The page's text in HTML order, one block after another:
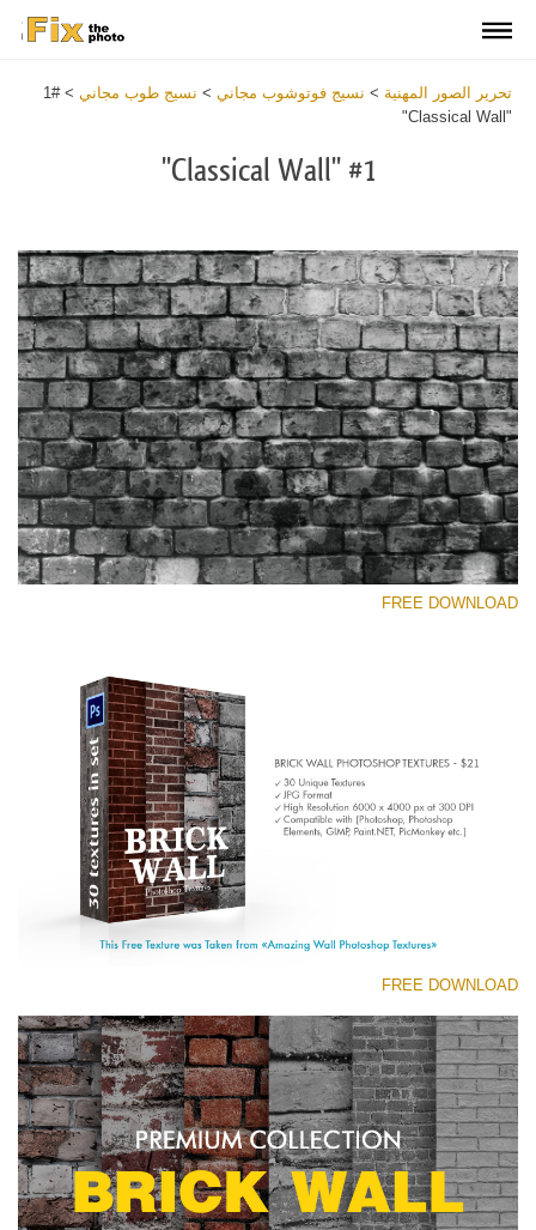
تحرير الصور المهنية > نسيج فوتوشوب مجاني > نسيج طوب مجاني >
#1
"Classical Wall"
#1 "Classical Wall"
رجاء اختر
Free Photoshop Texture #1 Small 800*533px
تنزيل مجاني
Download
Free
Texture
FREE DOWNLOAD
FREE DOWNLOAD